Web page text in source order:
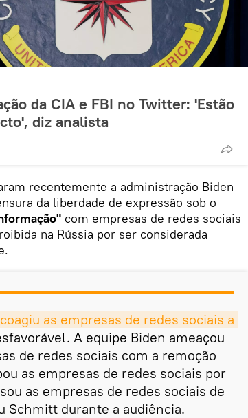
da CIA e FBI no Twitter: 'Estão
diz analista
recentemente a administração Biden
da liberdade de expressão sob o
com empresas de redes sociais
na Rússia por ser considerada
as empresas de redes sociais a
A equipe Biden ameaçou
de redes sociais com a remoção
as empresas de redes sociais por
as empresas de redes sociais de
Schmitt durante a audiência.